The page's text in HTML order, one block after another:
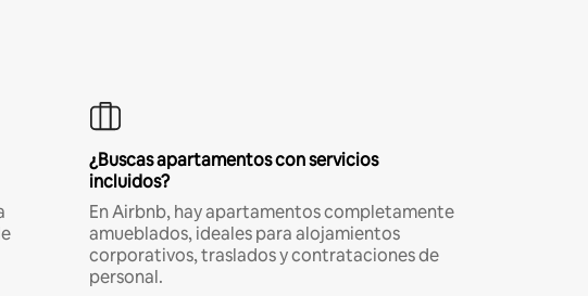
¿Buscas apartamentos con servicios
incluidos?
En Airbnb, hay apartamentos completamente
amueblados, ideales para alojamientos
corporativos, traslados y contrataciones de
personal.